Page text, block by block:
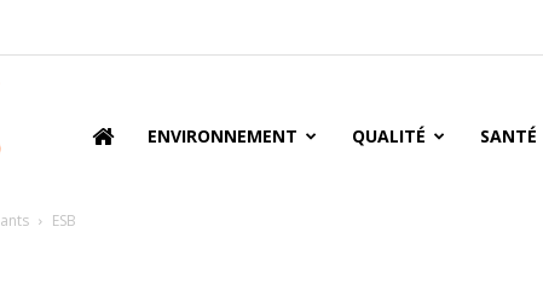
ENVIRONNEMENT QUALITÉ SANTÉ
ESB